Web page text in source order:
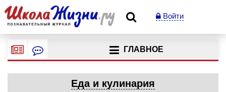
Войти
ГЛАВНОЕ
Еда и кулинария